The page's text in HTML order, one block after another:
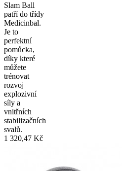
Slam Ball
patří do třídy
Medicinbal.
Je to
perfektní
pomůcka,
díky které
můžete
trénovat
rozvoj
explozivní
síly a
vnitřních
stabilizačních
svalů.
1 320,47 Kč